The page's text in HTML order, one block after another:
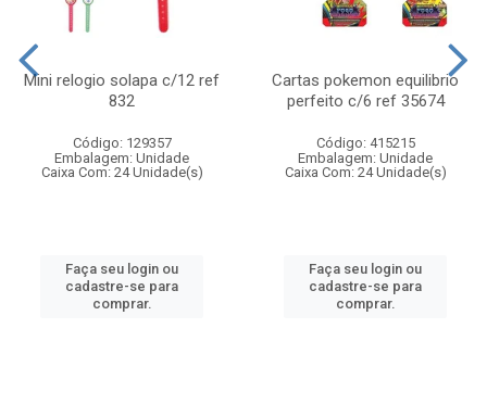
Mini relogio solapa c/12 ref
832
Código: 129357
Embalagem: Unidade
Caixa Com: 24 Unidade(s)
Faça seu login ou
cadastre-se para
comprar.
Cartas pokemon equilibrio
perfeito c/6 ref 35674
Código: 415215
Embalagem: Unidade
Caixa Com: 24 Unidade(s)
Faça seu login ou
cadastre-se para
comprar.